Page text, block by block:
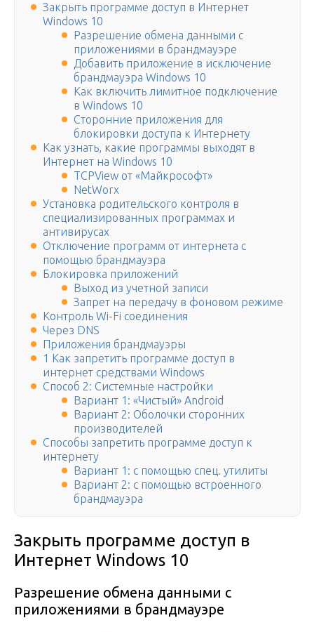
Закрыть программе доступ в Интернет
Windows 10
Разрешение обмена данными с
приложениями в брандмауэре
Добавить приложение в исключение
брандмауэра Windows 10
Как включить лимитное подключение
в Windows 10
Сторонние приложения для
блокировки доступа к Интернету
Как узнать, какие программы выходят в
Интернет на Windows 10
TCPView от «Майкрософт»
NetWorx
Установка родительского контроля в
специализированных программах и
антивирусах
Отключение программ от интернета с
помощью брандмауэра
Блокировка приложений
Выход из учетной записи
Запрет на передачу в фоновом режиме
Контроль Wi-Fi соединения
Через DNS
Приложения брандмауэры
1 Как запретить программе доступ в
интернет средствами Windows
Способ 2: Системные настройки
Вариант 1: «Чистый» Android
Вариант 2: Оболочки сторонних
производителей
Способы запретить программе доступ к
интернету
Вариант 1: с помощью спец. утилиты
Вариант 2: с помощью встроенного
брандмауэра
Закрыть программе доступ в
Интернет Windows 10
Разрешение обмена данными с
приложениями в брандмауэре